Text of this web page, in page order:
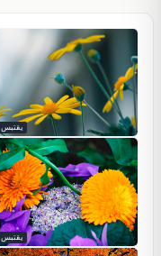
يقتبس
يقتبس